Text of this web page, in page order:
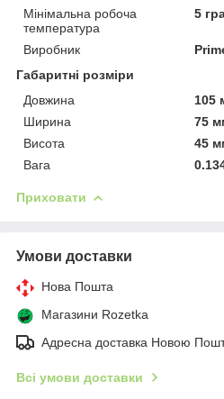
Мінімальна робоча
температура
5
Виробник
Габаритні розміри
Довжина
105
Ширина
75
Висота
45
Вага
Приховати
Умови доставки
Нова Пошта
Магазини Rozetka
Адресна доставка Новою
Всі умови доставки